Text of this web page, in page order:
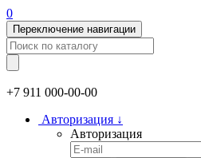
0
Переключение навигации
+7 911 000-00-00
Авторизация ↓
Авторизация